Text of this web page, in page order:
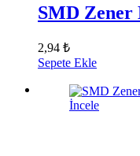
SMD Zener
2,94 ₺
Sepete Ekle
İncele